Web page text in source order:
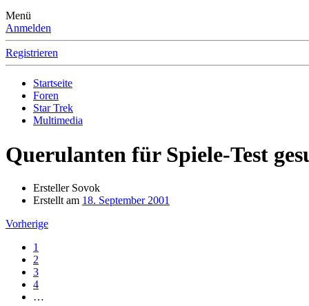
Menü
Anmelden
Registrieren
Startseite
Foren
Star Trek
Multimedia
Querulanten für Spiele-Test
Ersteller Sovok
Erstellt am 18. September 2001
Vorherige
1
2
3
4
…